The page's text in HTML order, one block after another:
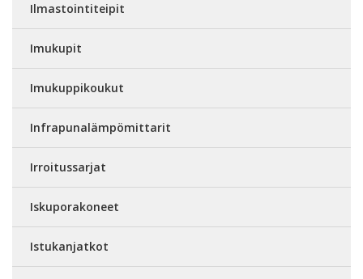
Ilmastointiteipit
Imukupit
Imukuppikoukut
Infrapunalämpömittarit
Irroitussarjat
Iskuporakoneet
Istukanjatkot